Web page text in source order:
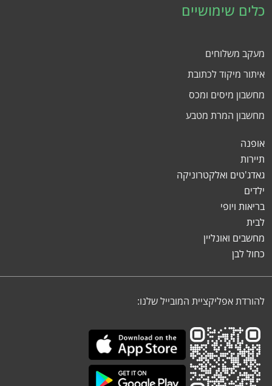
כלים שימושיים
מעקב משלוחים
איתור מיקוד לכתובת
מחשבון מיסים ומכס
מחשבון המרת מטבע
אופנה
תיירות
גאדג'טים ואלקטרוניקה
ילדים
בריאות ויופי
לבית
מחשבים ואונליין
כחול לבן
להורדת אפליקציית המובייל שלנו: